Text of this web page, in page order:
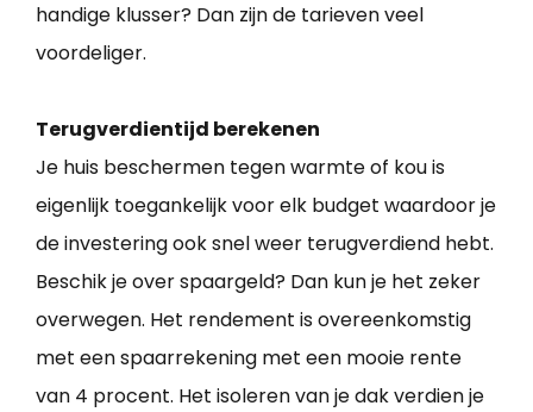
handige klusser? Dan zijn de tarieven veel
voordeliger.
Terugverdientijd berekenen
Je huis beschermen tegen warmte of kou is
eigenlijk toegankelijk voor elk budget waardoor je
de investering ook snel weer terugverdiend hebt.
Beschik je over spaargeld? Dan kun je het zeker
overwegen. Het rendement is overeenkomstig
met een spaarrekening met een mooie rente
van 4 procent. Het isoleren van je dak verdien je